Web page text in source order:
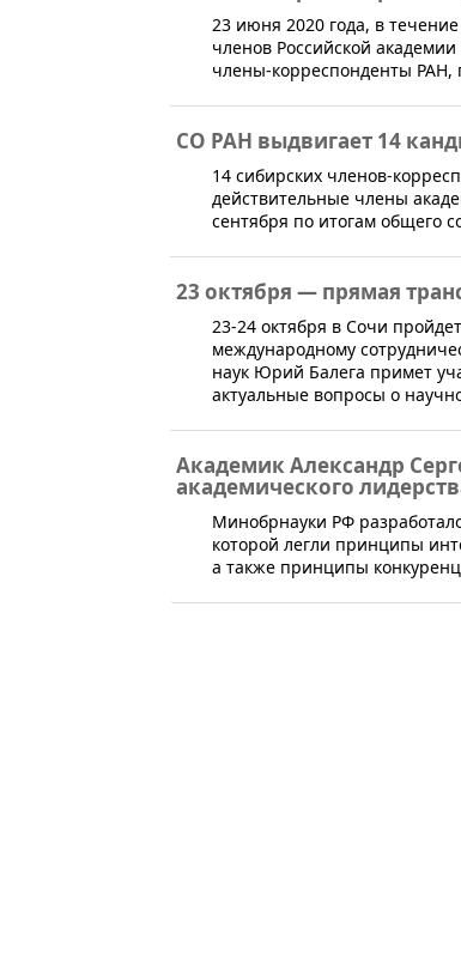
​​​​23 июня 2020 года, в
членов Российской
члены-корреспонденты РАН,
СО РАН выдвигает 14
​14 сибирских членов-
действительные члены
сентября по итогам общего
23 октября — прямая
​23-24 октября в Сочи
международному
наук Юрий Балега примет
актуальные вопросы о
Академик Александр
академического
​Минобрнауки РФ
которой легли принципы
а также принципы